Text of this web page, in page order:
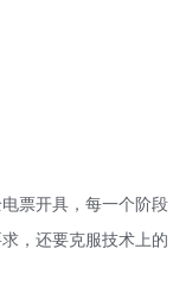
票开具，每一个阶段
，还要克服技术上的